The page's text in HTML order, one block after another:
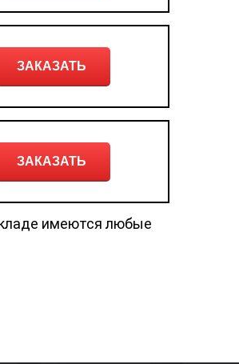
ЗАКАЗАТЬ
ЗАКАЗАТЬ
имеются любые